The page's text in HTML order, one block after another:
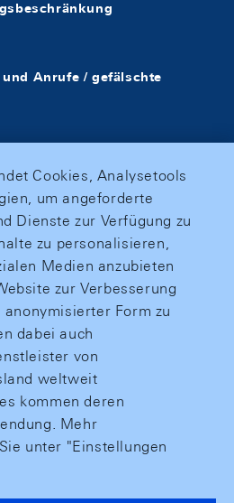
Anrufe / gefälschte
Cookies, Analysetools
um angeforderte
Dienste zur Verfügung zu
zu personalisieren,
Medien anzubieten
zur Verbesserung
Form zu
dabei auch
von
weltweit
kommen deren
Mehr
unter "Einstellungen